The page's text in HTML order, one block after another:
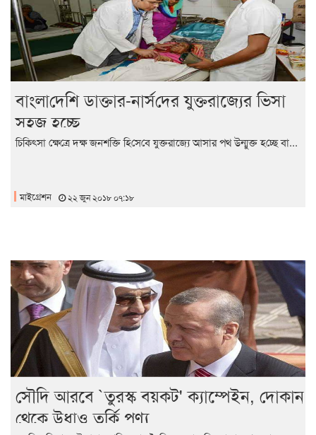
ব‌াংলা‌দেশি ডাক্তার-নার্স‌দের যুক্তরাজ্যের ভিসা
সহজ হচ্ছে
চি‌কিৎসা ক্ষে‌ত্রে দক্ষ জনশ‌ক্তি হি‌সে‌বে যুক্তরাজ্যে আসার পথ উন্মুক্ত হ‌চ্ছে বা...
মাইগ্রেশন ২২ জুন ২০১৮ ০৭:১৮
সৌদি আরবে `তুরস্ক বয়কট' ক্যাম্পেইন, দোকান
থেকে উধাও তুর্কি পণ্য